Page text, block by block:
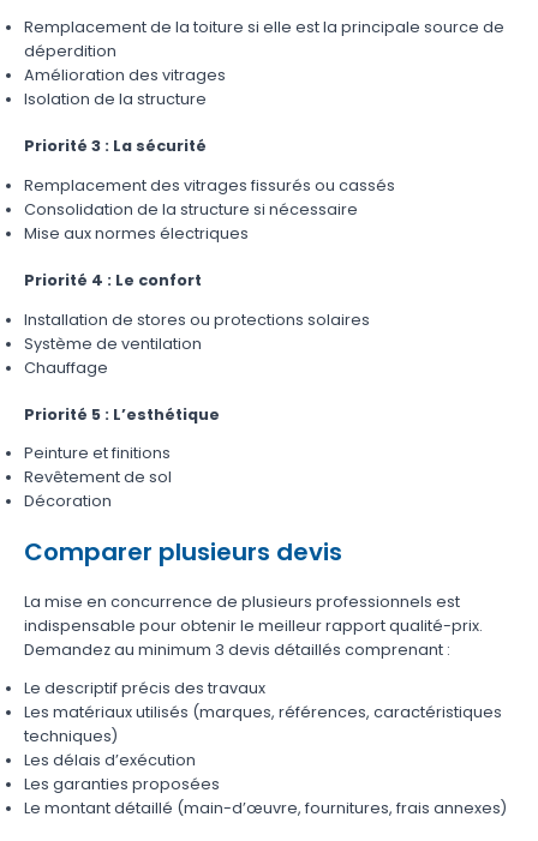
Remplacement de la toiture si elle est la principale source de
déperdition
Amélioration des vitrages
Isolation de la structure
Priorité 3 : La sécurité
Remplacement des vitrages fissurés ou cassés
Consolidation de la structure si nécessaire
Mise aux normes électriques
Priorité 4 : Le confort
Installation de stores ou protections solaires
Système de ventilation
Chauffage
Priorité 5 : L’esthétique
Peinture et finitions
Revêtement de sol
Décoration
Comparer plusieurs devis
La mise en concurrence de plusieurs professionnels est
indispensable pour obtenir le meilleur rapport qualité-prix.
Demandez au minimum 3 devis détaillés comprenant :
Le descriptif précis des travaux
Les matériaux utilisés (marques, références, caractéristiques
techniques)
Les délais d’exécution
Les garanties proposées
Le montant détaillé (main-d’œuvre, fournitures, frais annexes)